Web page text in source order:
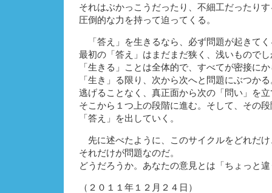
それはぶかっこうだったり、不細工だったり
圧倒的な力を持って迫ってくる。
「答え」を生きるなら、必ず問題が起きてく
最初の「答え」はまだまだ狭く、浅いもので
「生きる」ことは全体的で、すべてが密接に
「生き」る限り、次から次へと問題にぶつか
逃げることなく、真正面から次の「問い」を
そこから１つ上の段階に進む。そして、その
「答え」を出していく。
先に述べたように、このサイクルをどれだ
それだけが問題なのだ。
どうだろうか。あなたの意見とは「ちょっと
（２０１１年１２月２４日）